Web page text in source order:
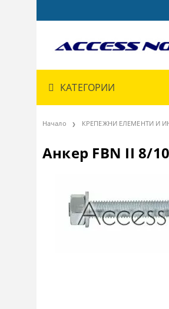
КАТЕГОРИИ
Начало КРЕПЕЖНИ ЕЛЕМЕНТИ И
Анкер FBN II 8/